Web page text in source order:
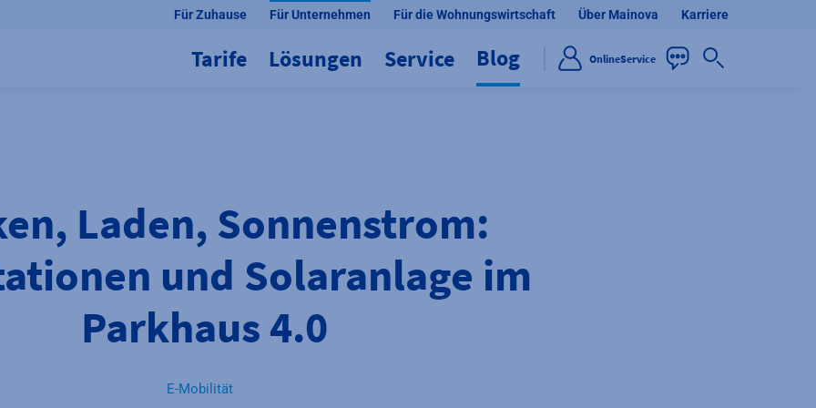
Für Zuhause Für Unternehmen Für die Wohnungswirtschaft Über Mainova Karriere
Tarife Lösungen Service Blog OnlineService
Laden, Sonnenstrom:
und Solaranlage im
Parkhaus 4.0
E-Mobilität